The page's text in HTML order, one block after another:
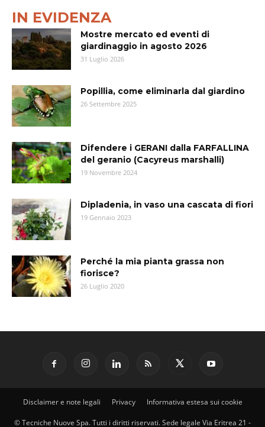
IN EVIDENZA
Mostre mercato ed eventi di
giardinaggio in agosto 2026
31 Luglio 2026
Popillia, come eliminarla dal giardino
26 Settembre 2025
Difendere i GERANI dalla FARFALLINA
del geranio (Cacyreus marshalli)
19 Novembre 2024
Dipladenia, in vaso una cascata di fiori
19 Gennaio 2023
Perché la mia pianta grassa non
fiorisce?
26 Luglio 2020
Disclaimer e note legali Privacy Informativa estesa sui cookie
© Tecniche Nuove Spa. Tutti i diritti riservati. Sede legale Via Eritrea 21 -